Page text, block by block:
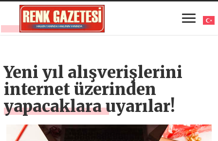
Yeni yıl alışverişlerini
internet üzerinden
yapacaklara uyarılar!